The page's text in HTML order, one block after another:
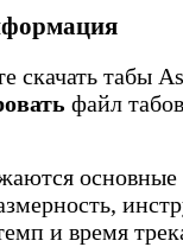
скачать табы
файл
основные
и время